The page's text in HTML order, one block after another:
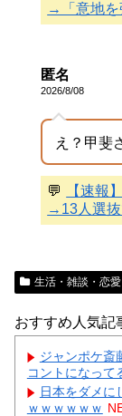
→「意地を
匿名
2026/8/08
え？甲斐
💬
【速報
→13人選抜
生活・雑談・恋愛
おすすめ人気記
ジャンポケ斎
コントになっ
日本をダメに
ｗｗｗｗｗｗ